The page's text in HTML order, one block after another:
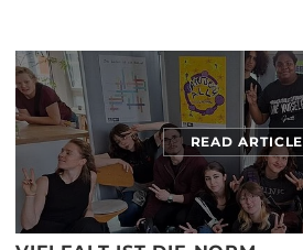
READ ARTICLE